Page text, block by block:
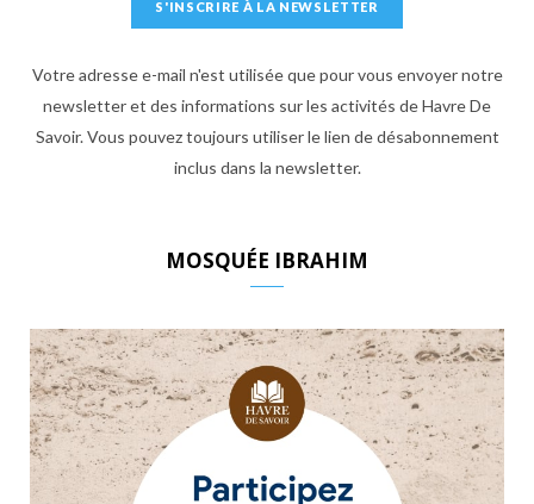
Votre adresse e-mail n'est utilisée que pour vous envoyer notre
newsletter et des informations sur les activités de Havre De
Savoir. Vous pouvez toujours utiliser le lien de désabonnement
inclus dans la newsletter.
MOSQUÉE IBRAHIM